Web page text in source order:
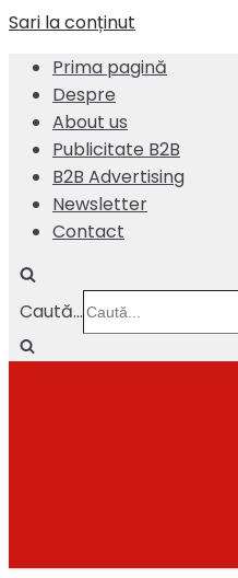
Sari la conținut
Prima pagină
Despre
About us
Publicitate B2B
B2B Advertising
Newsletter
Contact
Caută...